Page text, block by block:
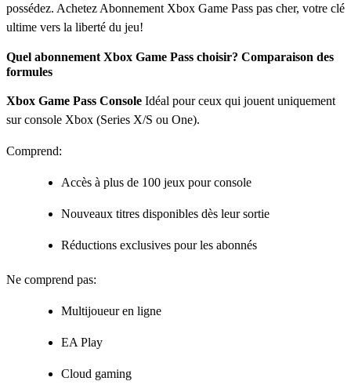
possédez. Achetez Abonnement Xbox Game Pass pas cher, votre clé
ultime vers la liberté du jeu!
Quel abonnement Xbox Game Pass choisir? Comparaison des
formules
Xbox Game Pass Console Idéal pour ceux qui jouent uniquement
sur console Xbox (Series X/S ou One).
Comprend:
Accès à plus de 100 jeux pour console
Nouveaux titres disponibles dès leur sortie
Réductions exclusives pour les abonnés
Ne comprend pas:
Multijoueur en ligne
EA Play
Cloud gaming